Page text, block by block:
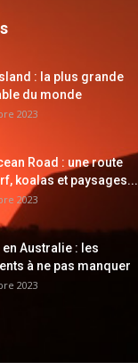
: la plus grande
du monde
2023
Road : une route
koalas et paysages...
2023
Australie : les
à ne pas manquer
2023